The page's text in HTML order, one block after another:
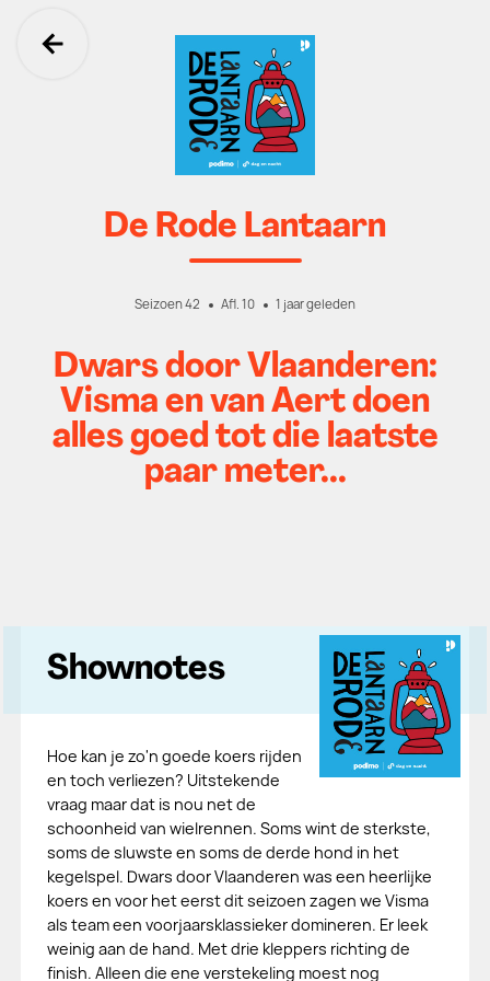
Ga terug
De Rode Lantaarn
Seizoen 42 Afl. 10 1 jaar geleden
Dwars door Vlaanderen:
Visma en van Aert doen
alles goed tot die laatste
paar meter...
Shownotes
Hoe kan je zo'n goede koers rijden
en toch verliezen? Uitstekende
vraag maar dat is nou net de
schoonheid van wielrennen. Soms wint de sterkste,
soms de sluwste en soms de derde hond in het
kegelspel. Dwars door Vlaanderen was een heerlijke
koers en voor het eerst dit seizoen zagen we Visma
als team een voorjaarsklassieker domineren. Er leek
weinig aan de hand. Met drie kleppers richting de
finish. Alleen die ene verstekeling moest nog